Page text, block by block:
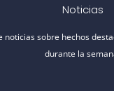
Noticias
noticias sobre hechos
durante la